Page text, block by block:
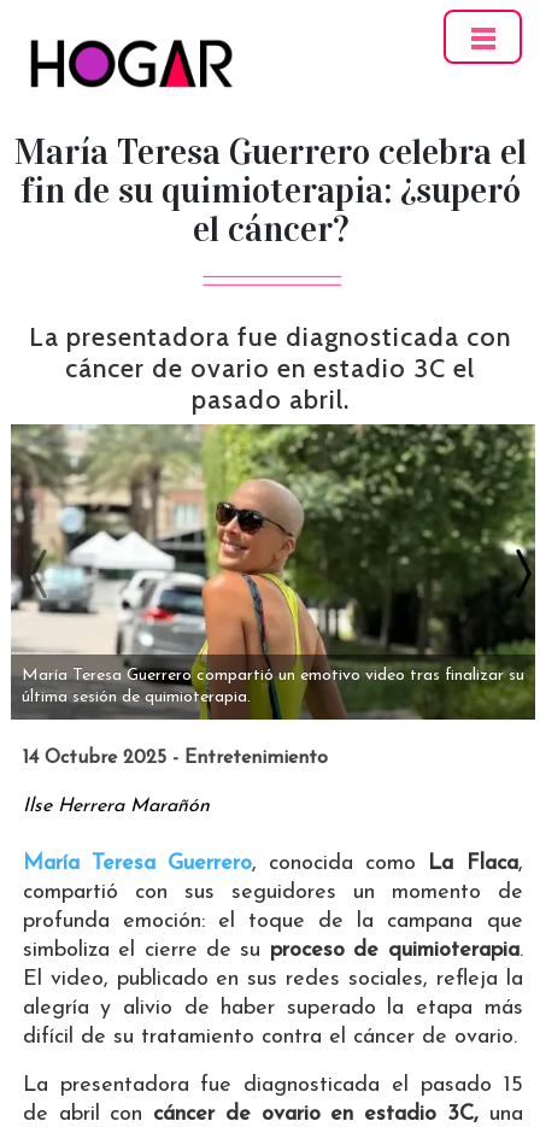
María Teresa Guerrero celebra el
fin de su quimioterapia: ¿superó
el cáncer?
La presentadora fue diagnosticada con
cáncer de ovario en estadio 3C el
pasado abril.
María Teresa Guerrero compartió un emotivo video tras finalizar su
última sesión de quimioterapia.
14 Octubre 2025 - Entretenimiento
Ilse Herrera Marañón
María Teresa Guerrero, conocida como La Flaca,
compartió con sus seguidores un momento de
profunda emoción: el toque de la campana que
simboliza el cierre de su proceso de quimioterapia.
El video, publicado en sus redes sociales, refleja la
alegría y alivio de haber superado la etapa más
difícil de su tratamiento contra el cáncer de ovario.
La presentadora fue diagnosticada el pasado 15
de abril con cáncer de ovario en estadio 3C,una